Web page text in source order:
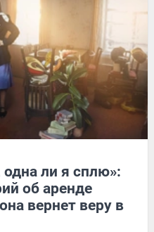
одна ли я сплю»:
об аренде
вернет веру в